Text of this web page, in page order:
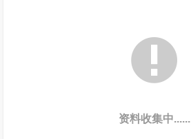

资料收集中......